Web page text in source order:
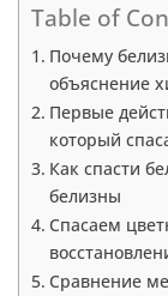
Table of
Почему
объяснение
Первые
который
Как спасти
белизны
Спасаем
Сравнение